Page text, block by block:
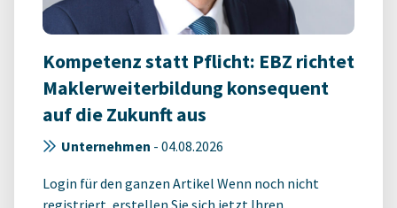
Kompetenz statt Pflicht: EBZ richtet
Maklerweiterbildung konsequent
auf die Zukunft aus
Unternehmen - 04.08.2026
Login für den ganzen Artikel Wenn noch nicht
registriert, erstellen Sie sich jetzt Ihren